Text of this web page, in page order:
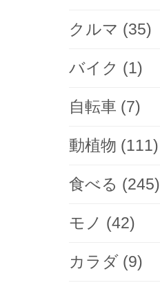
クルマ (35)
バイク (1)
自転車 (7)
動植物 (111)
食べる (245)
モノ (42)
カラダ (9)